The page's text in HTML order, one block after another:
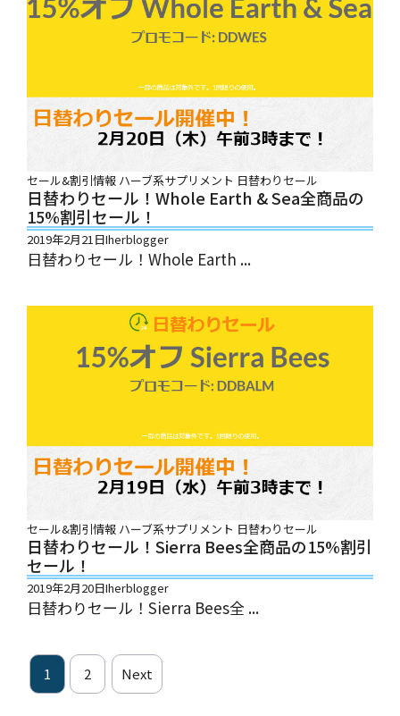
セール&割引情報 ハーブ系サプリメント 日替わりセール
日替わりセール！Whole Earth & Sea全商品の
15%割引セール！
2019年2月21日Iherblogger
日替わりセール！Whole Earth ...
セール&割引情報 ハーブ系サプリメント 日替わりセール
日替わりセール！Sierra Bees全商品の15%割引
セール！
2019年2月20日Iherblogger
日替わりセール！Sierra Bees全 ...
1 2 Next